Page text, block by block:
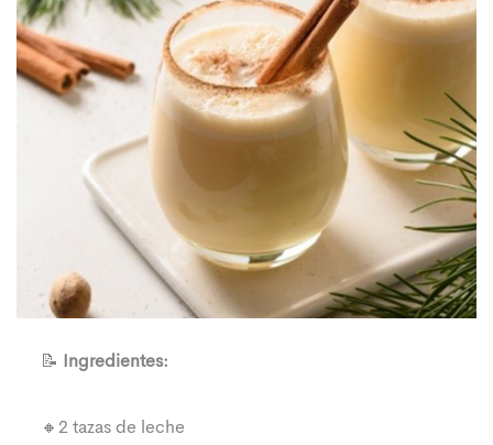
📝 Ingredientes:
🔸2 tazas de leche